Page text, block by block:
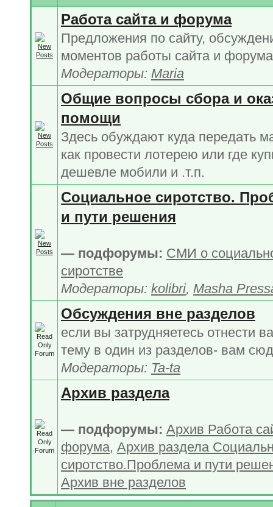
Работа сайта и форума
Предложения по сайту,
моментов работы сайта и
Модераторы: Maria
Общие вопросы сбора и
помощи
Здесь обуждают куда передать
как провести лотерею или где
дешевле мобили и .т.п.
Социальное сиротство.
и пути решения
— подфорумы: СМИ о
сиротстве
Модераторы: kolibri, Masha
Обсуждения вне разделов
если вы затрудняетесь отнести
тему в один из разделов- вам
Модераторы: Ta-ta
Архив раздела
— подфорумы: Архив Работа
форума, Архив раздела
сиротство.Проблема и пути
Архив вне разделов